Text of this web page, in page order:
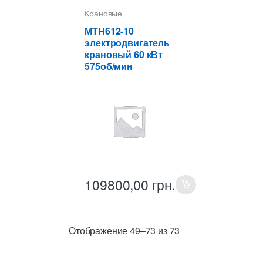
Крановые
электродвигатели
МТH612-10
электродвигатель
крановый 60 кВт
575об/мин
109800,00 грн.
Отображение 49–73 из 73